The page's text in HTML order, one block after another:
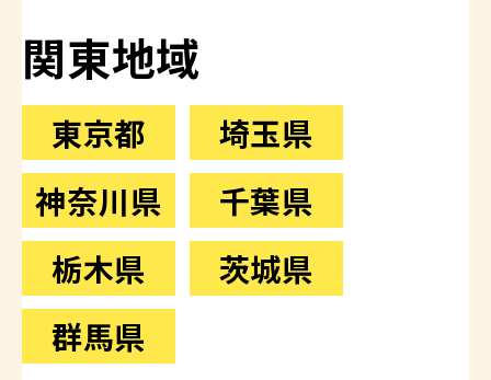
関東地域
東京都
埼玉県
神奈川県
千葉県
栃木県
茨城県
群馬県